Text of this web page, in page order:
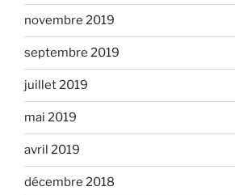
novembre 2019
septembre 2019
juillet 2019
mai 2019
avril 2019
décembre 2018